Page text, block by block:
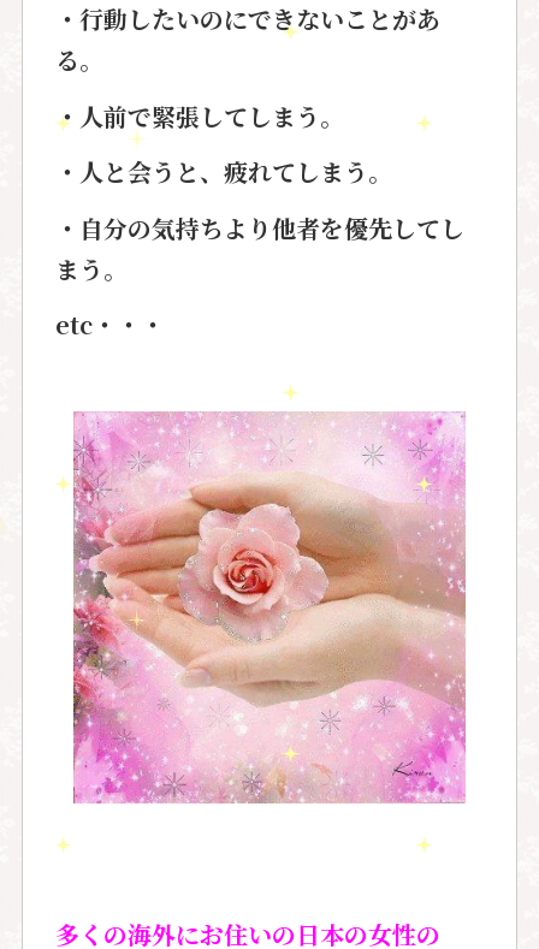
・行動したいのにできないことがあ
る。
・人前で緊張してしまう。
・人と会うと、疲れてしまう。
・自分の気持ちより他者を優先してし
まう。
etc・・・
多くの海外にお住いの日本の女性の